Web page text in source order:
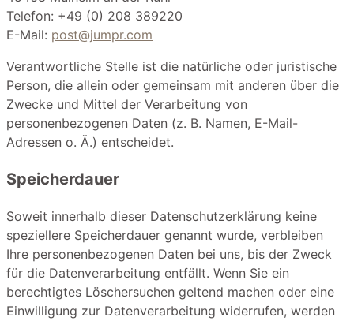
Telefon: +49 (0) 208 389220
E-Mail: post@jumpr.com
Verantwortliche Stelle ist die natürliche oder juristische
Person, die allein oder gemeinsam mit anderen über die
Zwecke und Mittel der Verarbeitung von
personenbezogenen Daten (z. B. Namen, E-Mail-
Adressen o. Ä.) entscheidet.
Speicherdauer
Soweit innerhalb dieser Datenschutzerklärung keine
speziellere Speicherdauer genannt wurde, verbleiben
Ihre personenbezogenen Daten bei uns, bis der Zweck
für die Datenverarbeitung entfällt. Wenn Sie ein
berechtigtes Löschersuchen geltend machen oder eine
Einwilligung zur Datenverarbeitung widerrufen, werden